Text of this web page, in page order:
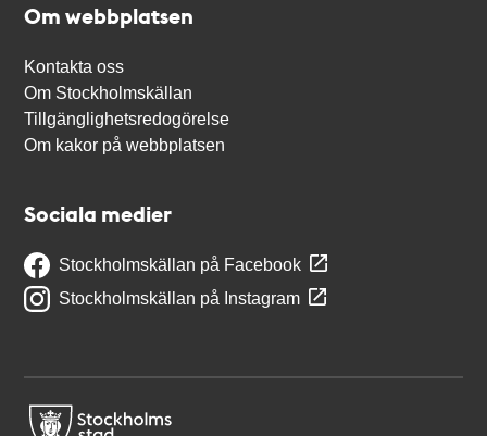
Om webbplatsen
Kontakta oss
Om Stockholmskällan
Tillgänglighetsredogörelse
Om kakor på webbplatsen
Sociala medier
Stockholmskällan på Facebook
Stockholmskällan på Instagram